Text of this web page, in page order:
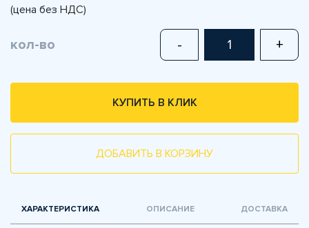
(цена без НДС)
кол-во - +
КУПИТЬ В КЛИК
ДОБАВИТЬ В КОРЗИНУ
ХАРАКТЕРИСТИКА ОПИСАНИЕ ДОСТАВКА